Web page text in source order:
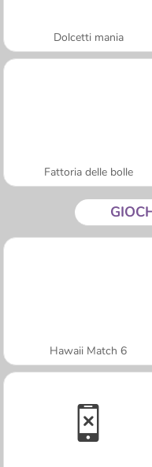
Dolcetti mania
Fattoria delle bolle
Hawaii Match 6